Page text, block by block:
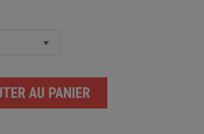
AU PANIER